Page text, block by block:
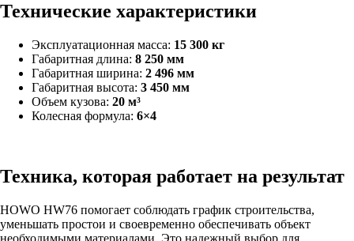
Технические характеристики
Эксплуатационная масса: 15 300 кг
Габаритная длина: 8 250 мм
Габаритная ширина: 2 496 мм
Габаритная высота: 3 450 мм
Объем кузова: 20 м³
Колесная формула: 6×4
Техника, которая работает на результат
HOWO HW76 помогает соблюдать график строительства,
уменьшать простои и своевременно обеспечивать объект
необходимыми материалами. Это надежный выбор для